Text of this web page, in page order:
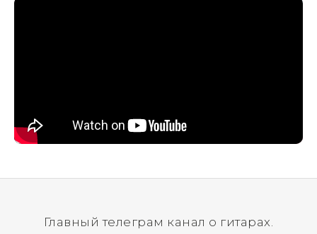
Главный телеграм канал о гитарах.